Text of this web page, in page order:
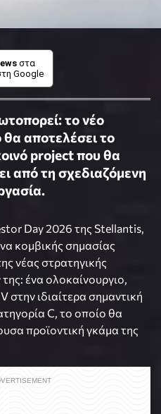
στα
Google
το νέο
θα αποτελέσει το
project που θα
από τη σχεδιαζόμενη
Day 2026 της Stellantis,
κομβικής σημασίας
νέας στρατηγικής
ένα ολοκαίνουργιο,
στην ιδιαίτερα σημαντική
C, το οποίο θα
προϊοντική γκάμα της